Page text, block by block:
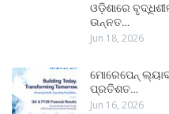
ଓଡ଼ିଶାରେ
ଉନ୍ନତ…
Jun 18, 2026
ମୋରେପେନ୍
ପ୍ରତିଶତ…
Jun 16, 2026